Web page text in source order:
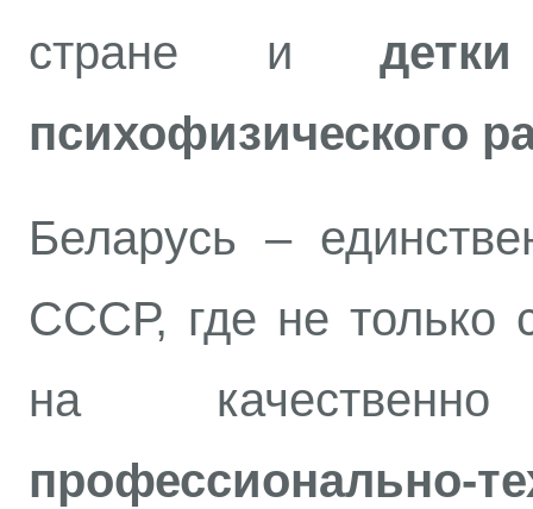
стране и
психофизического
Беларусь –
СССР, где не только
на
профессионально-